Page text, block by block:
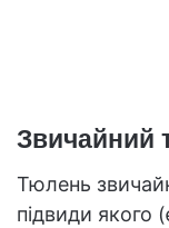
Звичайний
Тюлень
підвиди якого